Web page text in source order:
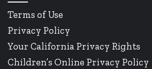
Terms of Use
Privacy Policy
Your California Privacy Rights
Children’s Online Privacy Policy